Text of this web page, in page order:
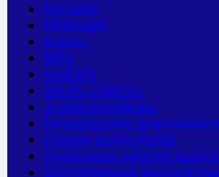
Dayoung
EBMpapst
Kemao
MES
SANMU
ZIEHL-ABEGG
Агровентиляторы
Бескорпусные радиальные
Осевые вентиляторы
Радиальные рабочие
Центробежные